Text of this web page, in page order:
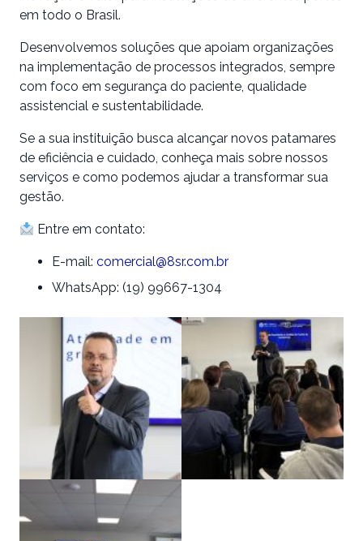
em todo o Brasil.
Desenvolvemos soluções que apoiam organizações
na implementação de processos integrados, sempre
com foco em segurança do paciente, qualidade
assistencial e sustentabilidade.
Se a sua instituição busca alcançar novos patamares
de eficiência e cuidado, conheça mais sobre nossos
serviços e como podemos ajudar a transformar sua
gestão.
Entre em contato:
E-mail: comercial@8sr.com.br
WhatsApp: (19) 99667-1304